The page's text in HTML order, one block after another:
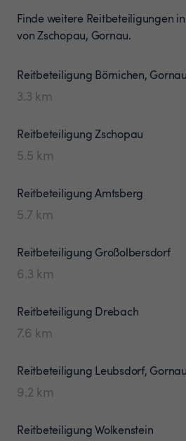
Finde weitere Reitbeteiligungen
von Zschopau, Gornau.
Reitbeteiligung Börnichen, Gornau
3.3 km
ReitbeteiligungZschopau
5.5 km
ReitbeteiligungAmtsberg
5.7 km
Reitbeteiligung Großolbersdorf
6.3 km
Reitbeteiligung Drebach
7.6 km
Reitbeteiligung Leubsdorf,
9.2 km
ReitbeteiligungWolkenstein